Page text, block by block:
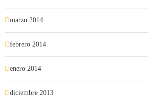
marzo 2014
febrero 2014
enero 2014
diciembre 2013